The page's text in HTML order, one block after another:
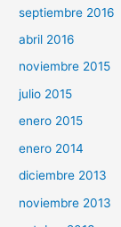
septiembre 2016
abril 2016
noviembre 2015
julio 2015
enero 2015
enero 2014
diciembre 2013
noviembre 2013